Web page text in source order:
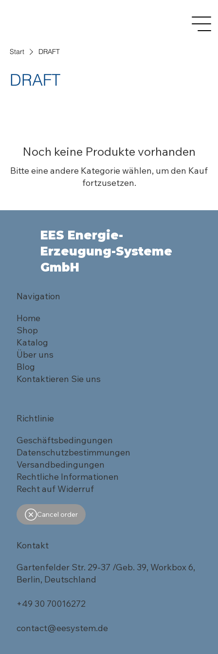
Start DRAFT
DRAFT
Noch keine Produkte vorhanden
Bitte eine andere Kategorie wählen, um den Kauf
fortzusetzen.
EES Energie-
Erzeugung-Systeme
GmbH
Navigation
Home
Shop
Katalog
Über uns
Blog
Kontaktieren Sie uns
Richtlinie
Geschäftsbedingungen
Datenschutzbestimmungen
Versandbedingungen
Rechtliche Informationen
Recht auf Widerruf
Cancel order
Kontakt
Gartenfelder Str. 29-37 /Geb. 39, Workbox 6,
Berlin, Deutschland
+49 30 70016272
contact@eesystem.de